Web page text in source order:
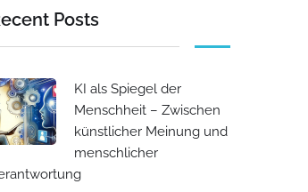
Posts
KI als Spiegel der
Menschheit – Zwischen
künstlicher Meinung und
menschlicher